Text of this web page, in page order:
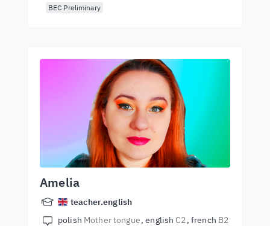
BEC Preliminary
Amelia
teacher.english
polish Mother tongue english C2 french B2